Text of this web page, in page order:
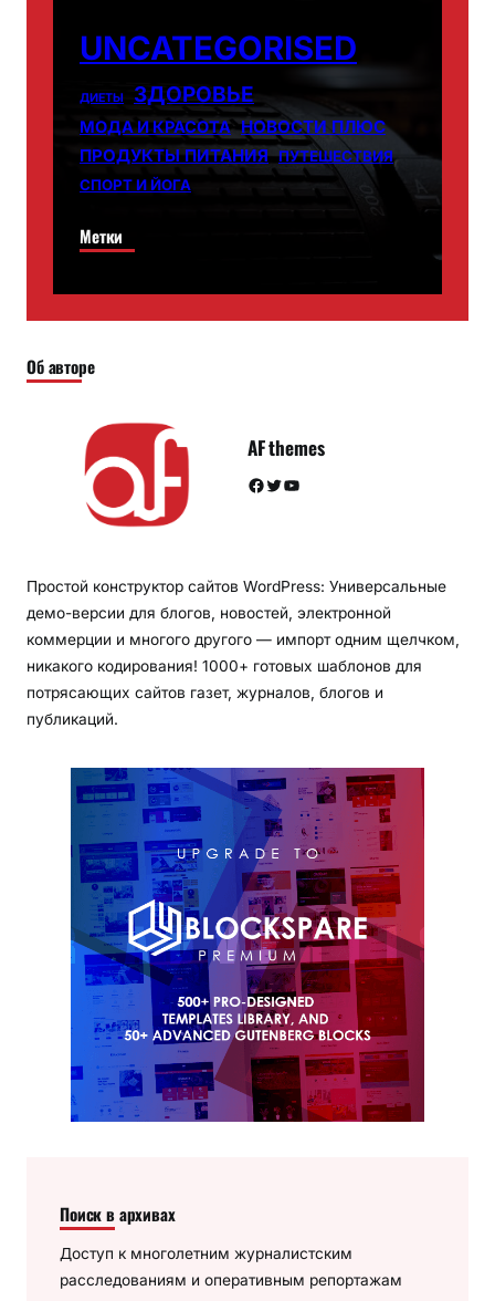
UNCATEGORISED
ДИЕТЫ ЗДОРОВЬЕ
МОДА И КРАСОТА НОВОСТИ ПЛЮС
ПРОДУКТЫ ПИТАНИЯ ПУТЕШЕСТВИЯ
СПОРТ И ЙОГА
Метки
Об авторе
AF themes
Facebook Twitter YouTube
Простой конструктор сайтов WordPress: Универсальные
демо-версии для блогов, новостей, электронной
коммерции и многого другого — импорт одним щелчком,
никакого кодирования! 1000+ готовых шаблонов для
потрясающих сайтов газет, журналов, блогов и
публикаций.
Поиск в архивах
Доступ к многолетним журналистским
расследованиям и оперативным репортажам